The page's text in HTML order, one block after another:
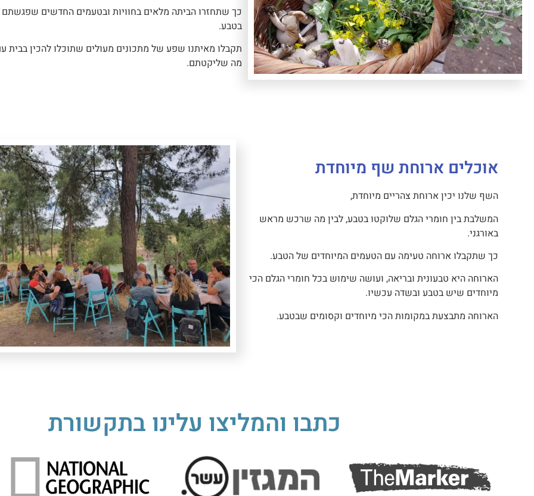
כך שתחזרו הביתה מלאים בחוויות ובטעמים החדשים שפגשתם
בטבע.
תקבלו מאיתנו שפע של מתכונים מעולים שתוכלו להכין בבית
מה שליקטתם.
אוכלים ארוחת שף מיוחדת
השף שלנו יכין ארוחת צהריים מיוחדת,
המשלבת בין חומרי הגלם שלוקטו בטבע, לבין מה שרכש מראש
באורגני.
כך שתקבלו ארוחה טעימה עם הטעמים המיוחדים של הטבע.
הארוחה היא טבעונית ובריאה, ועושה שימוש בכל חומרי הגלם הכי
מיוחדים שיש בטבע ובשדה עכשיו.
הארוחה מתבצעת במקומות הכי מיוחדים וקסומים שבטבע.
כתבו והמליצו עלינו בתקשורת